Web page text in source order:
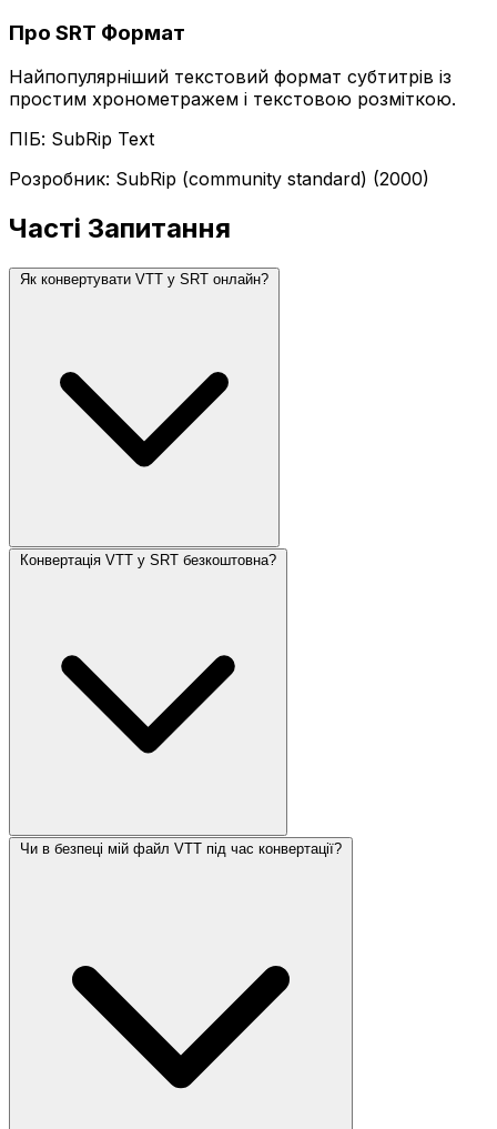
Про SRT Формат
Найпопулярніший текстовий формат субтитрів із
простим хронометражем і текстовою розміткою.
ПІБ: SubRip Text
Розробник: SubRip (community standard) (2000)
Часті Запитання
Як конвертувати VTT у SRT онлайн?
Конвертація VTT у SRT безкоштовна?
Чи в безпеці мій файл VTT під час конвертації?